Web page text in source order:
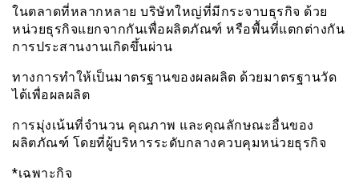
ในตลาดที่หลากหลาย บริษัทใหญ่ที่มีกระจาบธุรกิจ ด้วย
หน่วยธุรกิจแยกจากกันเพื่อผลิตภัณฑ์ หรือพื้นที่แตกต่างกัน
การประสานงานเกิดขึ้นผ่าน
ทางการทำให้เป็นมาตรฐานของผลผลิต ด้วยมาตรฐานวัด
ได้เพื่อผลผลิต
การมุ่งเน้นที่จำนวน คุณภาพ และคุณลักษณะอื่นของ
ผลิตภัณฑ์ โดยที่ผู้บริหารระดับกลางควบคุมหน่วยธุรกิจ
*เฉพาะกิจ